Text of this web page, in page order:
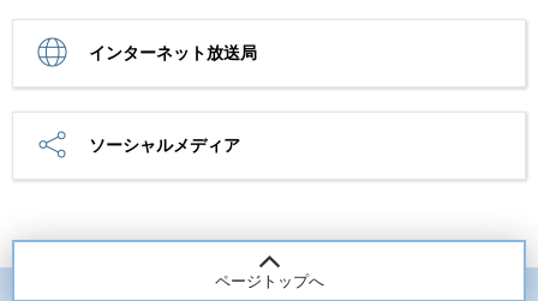
インターネット放送局
ソーシャルメディア
ページトップへ